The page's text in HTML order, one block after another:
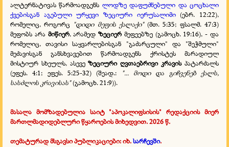
ალტერნატივას წარმოადგენს ლოდზე დაფუძნებული და ცოცხალი
ქვებისგან აგებული ურყევი ზეციური იერუსალიმი (ებრ. 12:22),
რომელიც, როგორც "დიდი მეფის ქალაქი"(მთ. 5:35; ფსალმ. 47:3)
მეფობს არა მიწიერ, არამედზეციერ მეფეებზე (გამოცხ. 19:16), - და
რომელიც, თავისი საყვარლებისგან "გაძარცული" და "შეჭმული"
მეძავისგან განსხვავებით წარმოადგენს ქრისტეს მარადიულ
მისტიურ სხეულს, ასევეზეციური ღვთაებრივი კრავისპატარძალს
(ეფეს. 4:1; ეფეს. 5:25-32) (შეად.:
"... მოდი და გიჩვენებ ქალს,
სასძლოს კრავისას"(გამოცხ. 21:9)).
მასალა მომზადებულია საიტ "აპოკალიფსისის" რედაქციის მიერ
მართლმადიდებლური.წყაროების.მიხედვით. 2026 წ.
თემატურად მსგავსი პუბლიკაციები: იხ.სარჩევში.